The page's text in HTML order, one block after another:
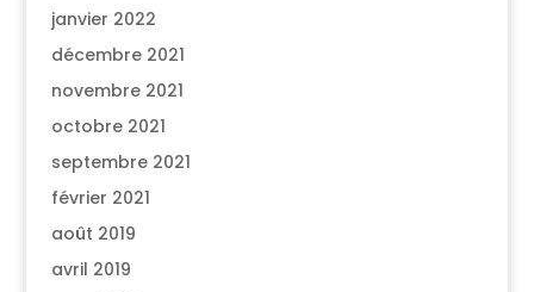
janvier 2022
décembre 2021
novembre 2021
octobre 2021
septembre 2021
février 2021
août 2019
avril 2019